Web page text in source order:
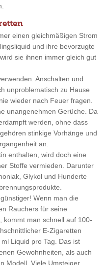
einen gleichmäßigen Strom
und ihre bevorzugte
sie ihnen immer gleich gut
Anschalten und
unproblematisch zu Hause
wieder nach Feuer fragen.
unangenehmen Gerüche. Da
werden, ohne dass
stinkige Vorhänge und
an.
enthalten, wird doch eine
Stoffe vermieden. Darunter
Glykol und Hunderte
Wenn man die
Rauchers für seine
kommt man schnell auf 100-
E-Zigaretten
Liquid pro Tag. Das ist
Gewohnheiten, als auch
Modell. Viele Umsteiger